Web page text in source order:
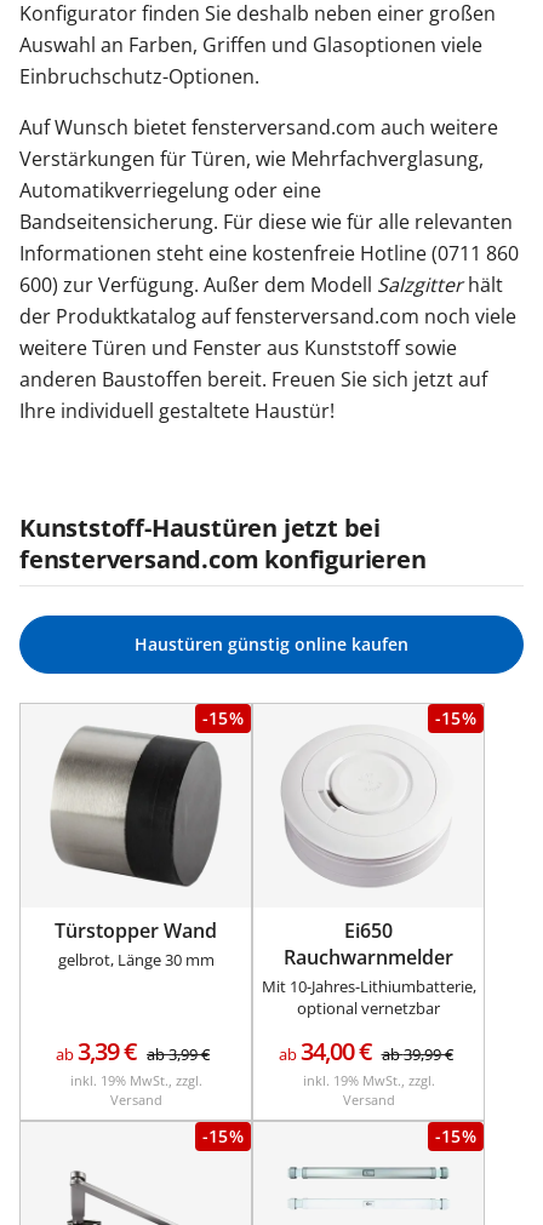
Konfigurator finden Sie deshalb neben einer großen
Auswahl an Farben, Griffen und Glasoptionen viele
Einbruchschutz-Optionen.
Auf Wunsch bietet fensterversand.com auch weitere
Verstärkungen für Türen, wie Mehrfachverglasung,
Automatikverriegelung oder eine
Bandseitensicherung. Für diese wie für alle relevanten
Informationen steht eine kostenfreie Hotline (0711 860
600) zur Verfügung. Außer dem Modell Salzgitterhält
der Produktkatalog auf fensterversand.com noch viele
weitere Türen und Fenster aus Kunststoff sowie
anderen Baustoffen bereit. Freuen Sie sich jetzt auf
Ihre individuell gestaltete Haustür!
Kunststoff-Haustüren jetzt bei
fensterversand.com konfigurieren
Haustüren günstig online kaufen
-15%
Türstopper Wand
gelbrot, Länge 30 mm
ab3,39€ ab3,99€
inkl. 19% MwSt., zzgl.
Versand
-15%
Ei650
Rauchwarnmelder
Mit 10-Jahres-Lithiumbatterie,
optional vernetzbar
ab34,00€ ab39,99€
inkl. 19% MwSt., zzgl.
Versand
-15% -15%